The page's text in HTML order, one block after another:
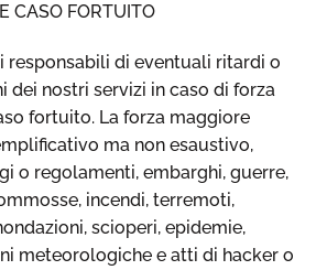
CASO FORTUITO
responsabili di eventuali ritardi o
dei nostri servizi in caso di forza
fortuito. La forza maggiore
ma non esaustivo,
o regolamenti, embarghi, guerre,
incendi, terremoti,
scioperi, epidemie,
meteorologiche e atti di hacker o